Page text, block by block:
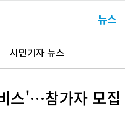
요뉴스
시민기자 뉴스
스'…참가자 모집